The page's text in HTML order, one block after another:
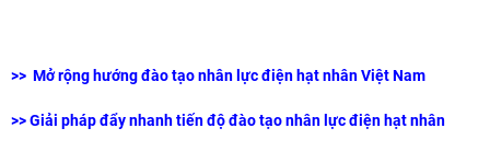
>> Mở rộng hướng đào tạo nhân lực điện hạt nhân Việt Nam
>>Giải pháp đẩy nhanh tiến độ đào tạo nhân lực điện hạt nhân